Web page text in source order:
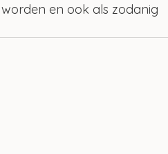
en ook als zodanig